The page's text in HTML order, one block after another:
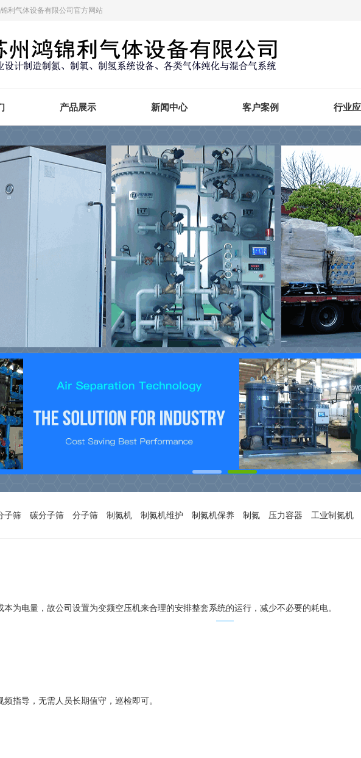
利气体设备有限公司官方网站
产品展示 新闻中心 客户案例 行业
子筛 碳分子筛 分子筛 制氮机 制氮机维护 制氮机保养 制氮 压力容器 工业制氮机
为电量，故公司设置为变频空压机来合理的安排整套系统的运行，减少不必要的耗电。
指导，无需人员长期值守，巡检即可。